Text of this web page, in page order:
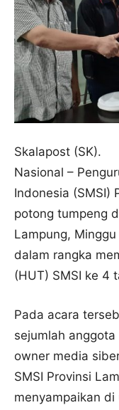
Skalapost (SK).
Nasional –
Indonesia (SMSI)
potong tumpeng
Lampung,
dalam rangka
(HUT) SMSI ke 4
Pada acara
sejumlah
owner media
SMSI Provinsi
menyampaikan